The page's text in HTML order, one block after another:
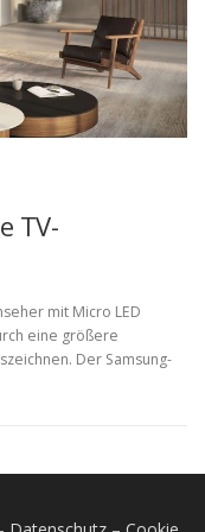
TV-
mit Micro LED
eine größere
Der Samsung-